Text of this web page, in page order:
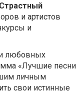
Страстный
и артистов
и
и любовных
«Лучшие песни
личным
свои истинные